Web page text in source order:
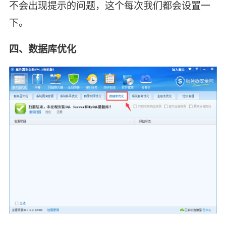
不会出现提示的问题，这个每次我们都会设置一
下。
四、数据库优化